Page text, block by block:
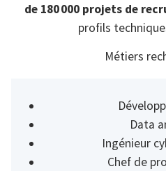
de 180 000 projets de
profils
Métiers
Data
Ingénieur
Chef de